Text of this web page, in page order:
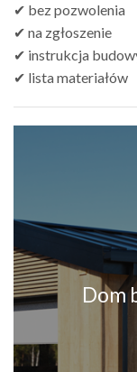
✔ bez pozwolenia
✔ na zgłoszenie
✔ instrukcja
✔ lista materiałów
Dom